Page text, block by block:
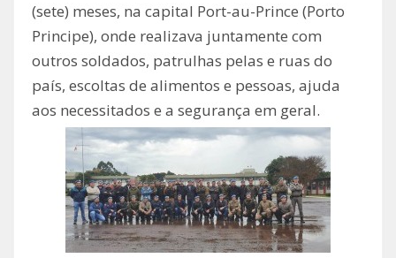
(sete) meses, na capital Port-au-Prince (Porto
Principe), onde realizava juntamente com
outros soldados, patrulhas pelas e ruas do
país, escoltas de alimentos e pessoas, ajuda
aos necessitados e a segurança em geral.